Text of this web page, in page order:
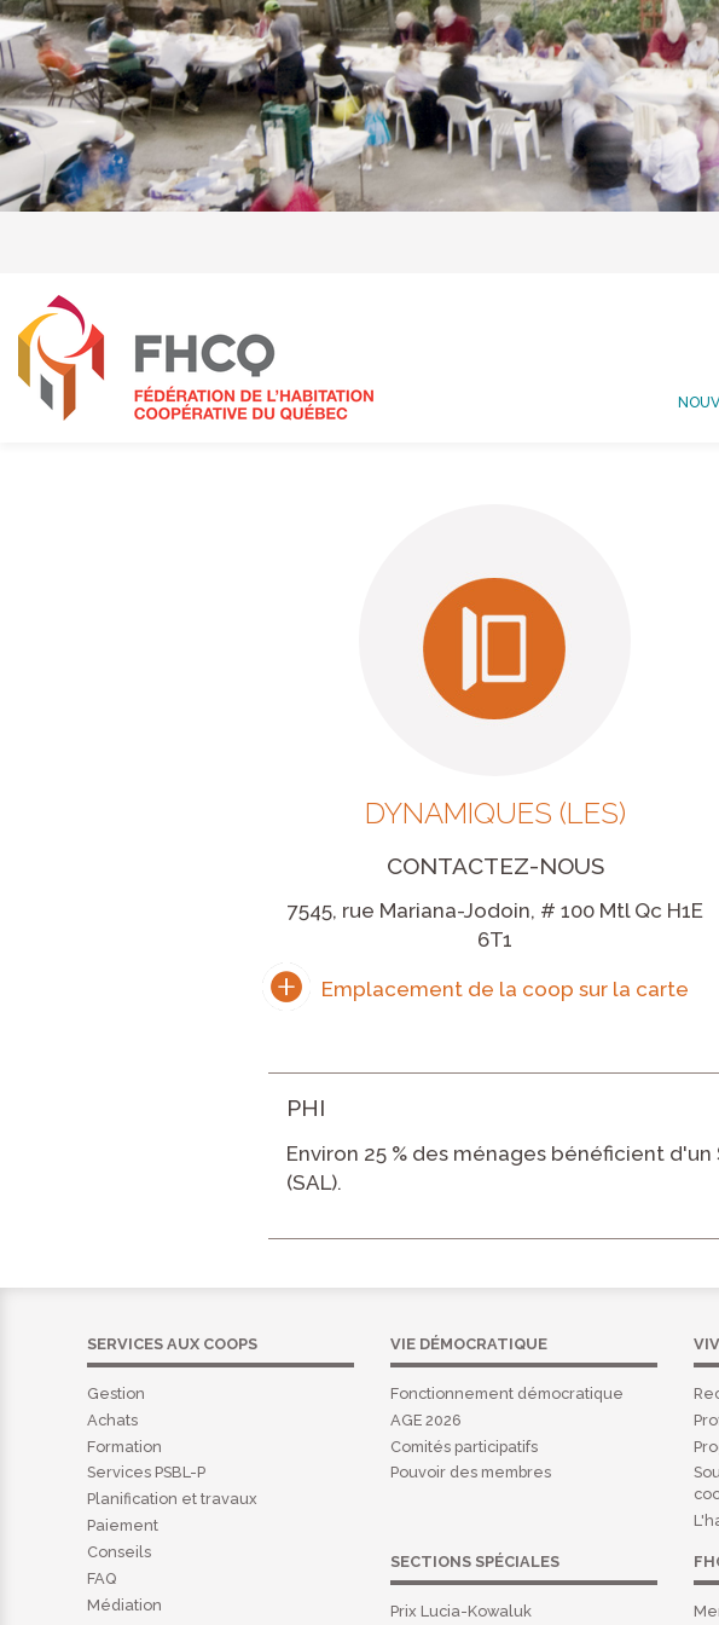
DYNAMIQUES (LES)
CONTACTEZ-NOUS
7545, rue Mariana-Jodoin, # 100 Mtl Qc H1E
6T1
PHI
Environ 25 % des ménages bénéficient
(SAL).
SERVICES AUX COOPS
Gestion
Achats
Formation
Services PSBL-P
Planification et travaux
Paiement
Conseils
FAQ
Médiation
VIE DÉMOCRATIQUE
Fonctionnement démocratique
AGE 2026
Comités participatifs
Pouvoir des membres
SECTIONS SPÉCIALES
Prix Lucia-Kowaluk